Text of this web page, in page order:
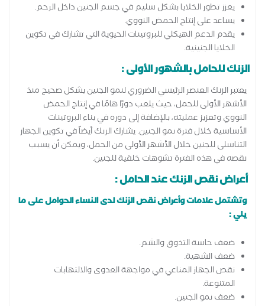
يعزز تطور الخلايا بشكل سليم في جسم الجنين داخل الرحم.
يساعد على إنتاج الحمض النووي.
يقدم الدعم الهيكلي للبروتينات الحيوية التي تشارك في تكوين
الخلايا الجنينية.
الزنك للحامل بالشهور الأولى :
يعتبر الزنك العنصر الرئيسي الضروري لنمو الجنين بشكل صحيح منذ
الأشهر الأولى للحمل، حيث يلعب دورًا هامًا في إنتاج الحمض
النووي وتعزيز عمليته، بالإضافة إلى دوره في بناء البروتينات
الأساسية خلال فترة نمو الجنين. يشارك الزنك أيضاً في تكوين الجهاز
التناسلى للجنين خلال الأشهر الأولى من الحمل، ويمكن أن يسبب
نقصه في هذه الفترة تشوهات خلقية للجنين.
أعراض نقص الزنك عند الحامل :
وتشتمل علامات وأعراض نقص الزنك لدى النساء الحوامل على ما
يلي :
ضعف حاسة التذوق والشم.
ضعف الشهية.
نقص الجهاز المناعي في مواجهة العدوى والالتهابات
المتنوعة.
ضعف نمو الجنين.